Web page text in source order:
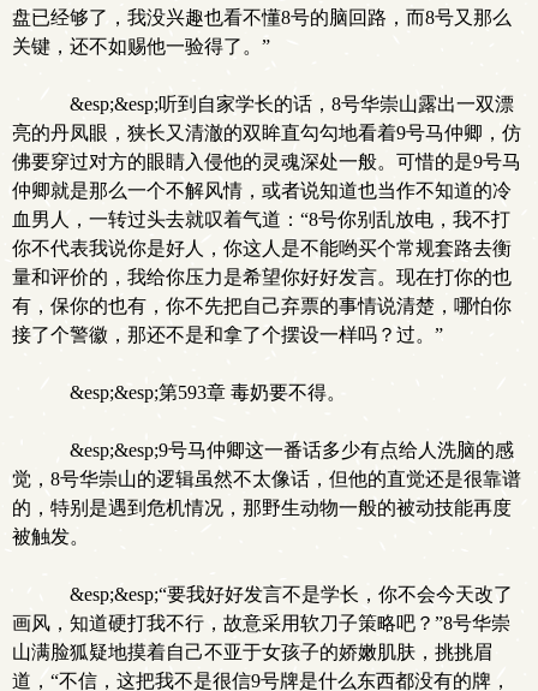
盘已经够了，我没兴趣也看不懂8号的脑回路，而8号又那么
关键，还不如赐他一验得了。”
&esp;&esp;听到自家学长的话，8号华崇山露出一双漂
亮的丹凤眼，狭长又清澈的双眸直勾勾地看着9号马仲卿，仿
佛要穿过对方的眼睛入侵他的灵魂深处一般。可惜的是9号马
仲卿就是那么一个不解风情，或者说知道也当作不知道的冷
血男人，一转过头去就叹着气道：“8号你别乱放电，我不打
你不代表我说你是好人，你这人是不能哟买个常规套路去衡
量和评价的，我给你压力是希望你好好发言。现在打你的也
有，保你的也有，你不先把自己弃票的事情说清楚，哪怕你
接了个警徽，那还不是和拿了个摆设一样吗？过。”
&esp;&esp;第593章 毒奶要不得。
&esp;&esp;9号马仲卿这一番话多少有点给人洗脑的感
觉，8号华崇山的逻辑虽然不太像话，但他的直觉还是很靠谱
的，特别是遇到危机情况，那野生动物一般的被动技能再度
被触发。
&esp;&esp;“要我好好发言不是学长，你不会今天改了
画风，知道硬打我不行，故意采用软刀子策略吧？”8号华崇
山满脸狐疑地摸着自己不亚于女孩子的娇嫩肌肤，挑挑眉
道，“不信，这把我不是很信9号牌是什么东西都没有的牌，